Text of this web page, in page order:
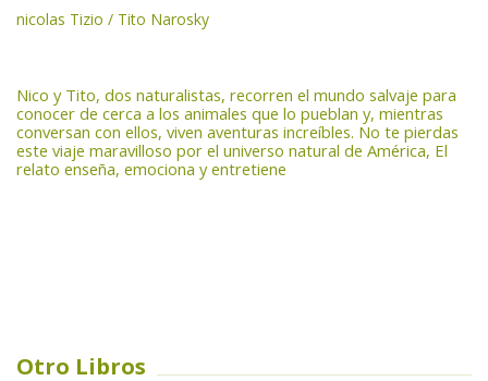
nicolas Tizio / Tito Narosky
Nico y Tito, dos naturalistas, recorren el mundo salvaje para
conocer de cerca a los animales que lo pueblan y, mientras
conversan con ellos, viven aventuras increíbles. No te pierdas
este viaje maravilloso por el universo natural de América, El
relato enseña, emociona y entretiene
Otro Libros